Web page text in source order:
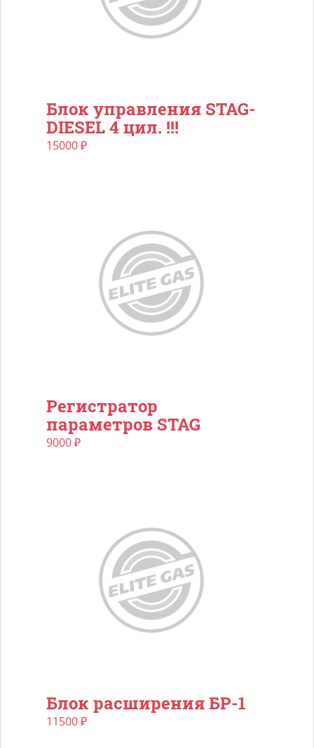
Блок управления STAG-
DIESEL 4 цил. !!!
15000₽
Регистратор
параметров STAG
9000₽
Блок расширения БР-1
11500₽